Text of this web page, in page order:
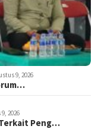
9, 2026
2026
Terkait Peng…